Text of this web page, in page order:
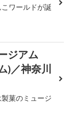
ワールドが誕
ジアム
)／神奈川
菓のミュージ